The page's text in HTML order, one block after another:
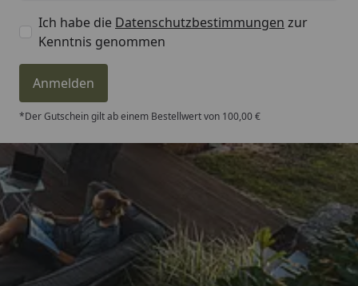
Ich habe die Datenschutzbestimmungen zur
Kenntnis genommen
Anmelden
*Der Gutschein gilt ab einem Bestellwert von 100,00 €
Trusted Shops
4,81/ 5